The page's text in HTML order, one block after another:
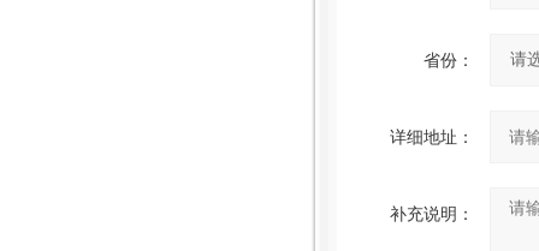
省份：
详细地址：
补充说明：